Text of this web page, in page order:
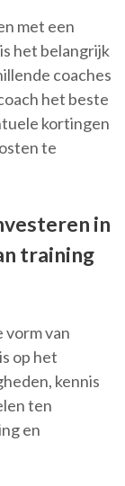
met een
het belangrijk
coaches
het beste
kortingen
te
in
training
vorm van
op het
kennis
ten
en